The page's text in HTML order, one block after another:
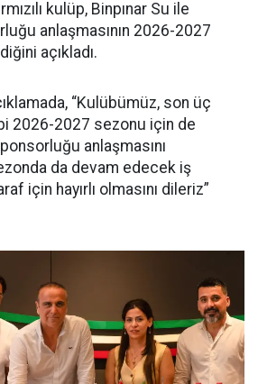
kulüp, Binpınar Su ile
anlaşmasının 2026-2027
açıkladı.
“Kulübümüz, son üç
2026-2027 sezonu için de
anlaşmasını
da devam edecek iş
için hayırlı olmasını dileriz”